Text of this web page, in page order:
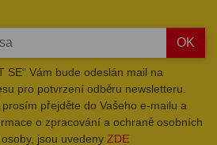
OK
SE“ Vám bude odeslán mail na
pro potvrzení odběru newsletteru.
přejděte do Vašeho e-mailu a
o zpracování a ochraně osobních
jsou uvedeny ZDE